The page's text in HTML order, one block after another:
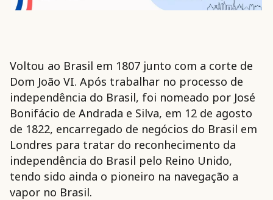
Voltou ao Brasil em 1807 junto com a corte de
Dom João VI. Após trabalhar no processo de
independência do Brasil, foi nomeado por José
Bonifácio de Andrada e Silva, em 12 de agosto
de 1822, encarregado de negócios do Brasil em
Londres para tratar do reconhecimento da
independência do Brasil pelo Reino Unido,
tendo sido ainda o pioneiro na navegação a
vapor no Brasil.